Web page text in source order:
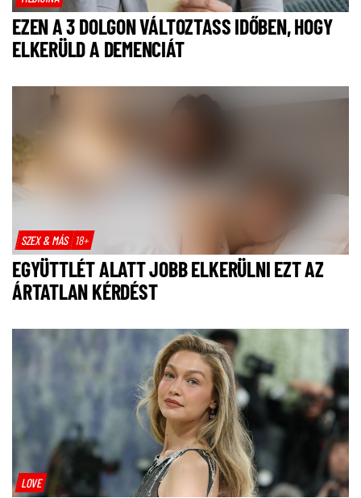
EZEN A 3 DOLGON VÁLTOZTASS IDŐBEN, HOGY
ELKERÜLD A DEMENCIÁT
SZEX & MÁS 18+
EGYÜTTLÉT ALATT JOBB ELKERÜLNI EZT AZ
ÁRTATLAN KÉRDÉST
LOVE